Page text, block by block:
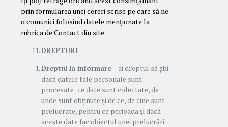
prin formularea unei cereri scrise pe care să ne-
o comunici folosind datele menționate la
rubrica de Contact din site.
DREPTURI
Dreptul la informare– ai dreptul să știi
dacă datele tale personale sunt
procesate; ce date sunt colectate, de
unde sunt obținute și de ce, de cine sunt
prelucrate, pentru ce perioada și dacă
aceste date fac obiectul unei prelucrări